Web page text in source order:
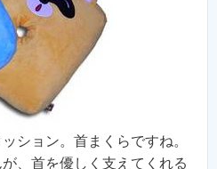
ション。首まくらですね。
、首を優しく支えてくれる